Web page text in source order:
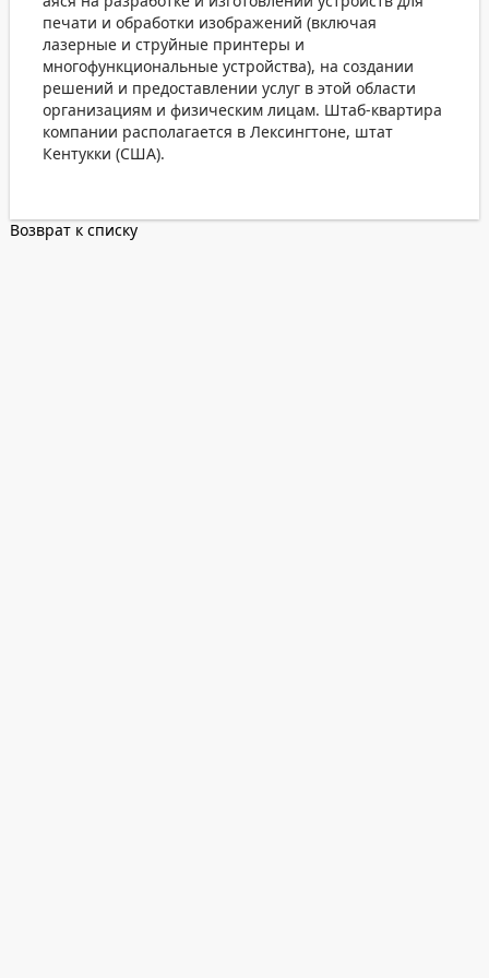
печати и обработки изображений (включая
лазерные и струйные принтеры и
многофункциональные устройства), на создании
решений и предоставлении услуг в этой области
организациям и физическим лицам. Штаб-квартира
компании располагается в Лексингтоне, штат
Кентукки (США).
Возврат к списку